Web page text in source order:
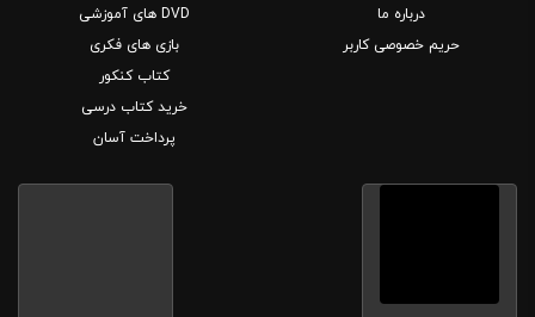
درباره ما
حریم خصوصی کاربر
DVD های آموزشی
بازی های فکری
کتاب کنکور
خرید کتاب درسی
پرداخت آسان